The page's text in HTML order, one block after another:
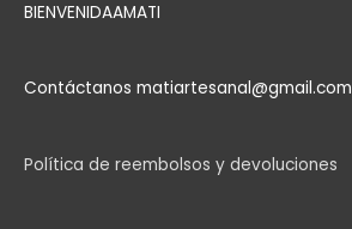
BIENVENIDAAMATI
Contáctanos matiartesanal@gmail.com
Política de reembolsos y devoluciones